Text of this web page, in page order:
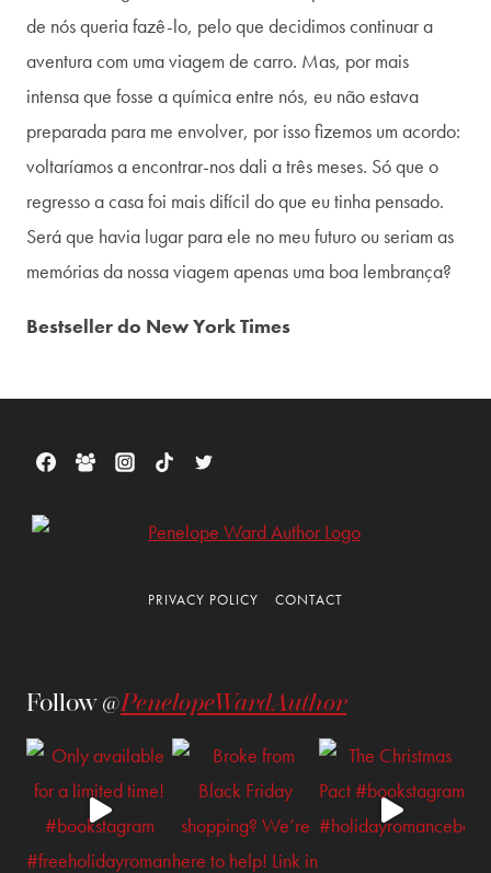
de nós queria fazê-lo, pelo que decidimos continuar a
aventura com uma viagem de carro. Mas, por mais
intensa que fosse a química entre nós, eu não estava
preparada para me envolver, por isso fizemos um acordo:
voltaríamos a encontrar-nos dali a três meses. Só que o
regresso a casa foi mais difícil do que eu tinha pensado.
Será que havia lugar para ele no meu futuro ou seriam as
memórias da nossa viagem apenas uma boa lembrança?
Bestseller do New York Times
PRIVACY POLICY CONTACT
Follow @PenelopeWardAuthor